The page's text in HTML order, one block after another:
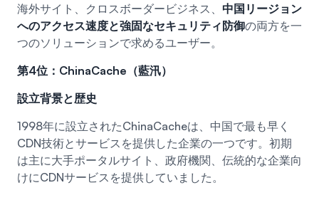
海外サイト、クロスボーダービジネス、 中国リージョン
へのアクセス速度と強固なセキュリティ防御の両方を一
つのソリューションで求めるユーザー。
第4位：ChinaCache（藍汛）
設立背景と歴史
1998年に設立されたChinaCacheは、中国で最も早く
CDN技術とサービスを提供した企業の一つです。初期
は主に大手ポータルサイト、政府機関、伝統的な企業向
けにCDNサービスを提供していました。